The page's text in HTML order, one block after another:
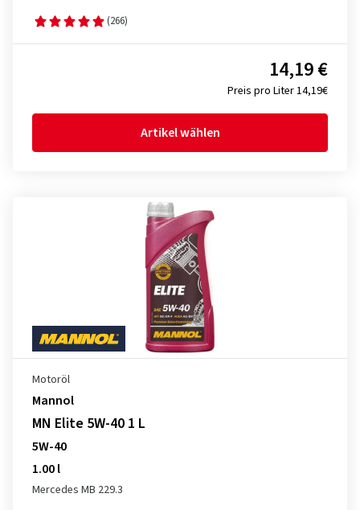
(266)
Preis pro Liter 14,19€
14,19 €
Artikel wählen
Motoröl
Mannol
MN Elite 5W-40 1 L
5W-40
1.00 l
Mercedes MB 229.3